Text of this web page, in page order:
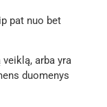
pat nuo bet
arba yra
duomenys